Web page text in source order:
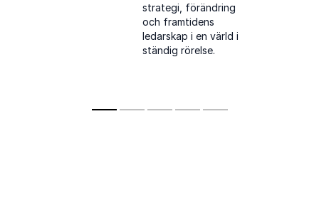
strategi, förändring
och framtidens
ledarskap i en värld i
ständig rörelse.